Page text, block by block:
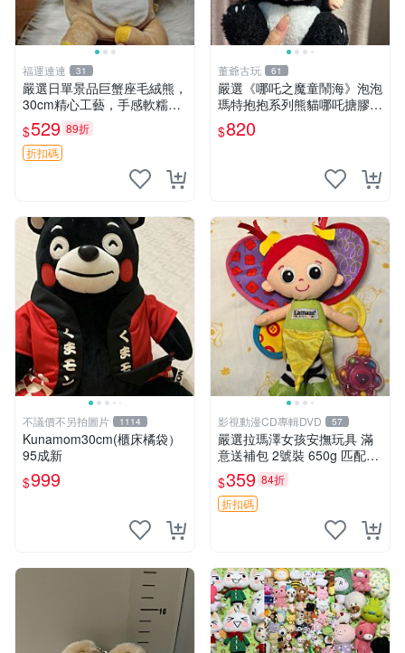
福運連連 31
嚴選日單景品巨蟹座毛絨熊，
30cm精心工藝，手感軟糯推
薦收藏送人 巨蟹座 毛絨玩具
精緻做工
$529 89折
折扣碼
董爺古玩 61
嚴選《哪吒之魔童鬧海》泡泡
瑪特抱抱系列熊貓哪吒搪膠臉
毛絨， STATE：如圖顯示 哪
吒 毛絨公仔 泡泡瑪特
$820
不議價不另拍圖片 1114
Kunamom30cm(櫃床橘袋）
95成新
$999
影視動漫CD專輯DVD 57
嚴選拉瑪澤女孩安撫玩具 滿
意送補包 2號裝 650g 匹配嬰
幼童舒壓好伴侶 女孩專用 安
心選擇 安撫玩偶 衝包 玩具
$359 84折
折扣碼